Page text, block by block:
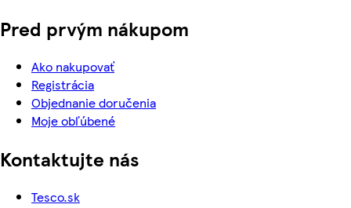
Pred prvým nákupom
Ako nakupovať
Registrácia
Objednanie doručenia
Moje obľúbené
Kontaktujte nás
Tesco.sk